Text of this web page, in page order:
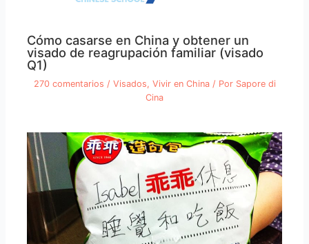
Cómo casarse en China y obtener un
visado de reagrupación familiar (visado
Q1)
270 comentarios / Visados, Vivir en China/ Por Sapore di
Cina